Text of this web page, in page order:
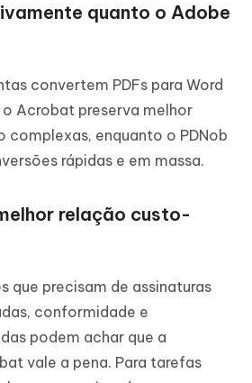
quanto o Adobe
convertem PDFs para Word
Acrobat preserva melhor
enquanto o PDNob
rápidas e em massa.
relação custo-
que precisam de assinaturas
conformidade e
podem achar que a
vale a pena. Para tarefas